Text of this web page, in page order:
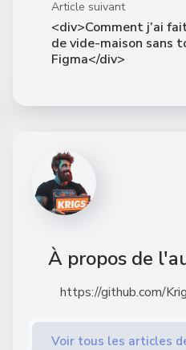
Article suivant
<div>Comment j’ai
de vide-maison sans
Figma</div>
À propos de
https://github.com/
Voir tous les articles